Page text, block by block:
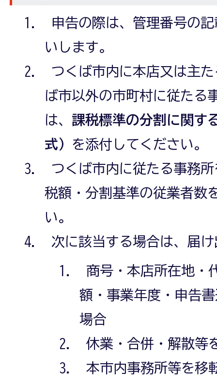
申告の際は、管理番号の
いします。
つくば市内に本店又は主
ば市以外の市町村に従たる
は、 課税標準の分割に関す
式） を添付してください。
つくば市内に従たる事務
税額・分割基準の従業者数
い。
次に該当する場合は、届
商号・本店所在地・
額・事業年度・申告
場合
休業・合併・解散等
本市内事務所等を移